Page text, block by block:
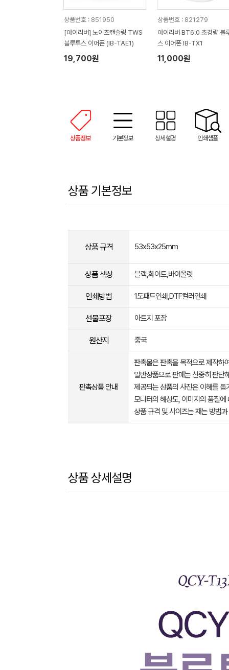
상품번호 : 851950
[아이리버] 노이즈캔슬링 TWS
블루투스 이어폰 (IB-TAE1)
19,700원
상품번호 : 821279
아이리버 BT6.0 초경량 블
스 이어폰 IB-TX1
11,000원
상품정보 기본정보 상세설명 인쇄샘플
상품 기본정보
상품 규격 53x53x25mm
상품 색상 블랙,화이트,바이올렛
인쇄방법 1도패드인쇄,DTF컬러인쇄
선물포장 아트지 포장
원산지 중국
판촉상품 안내
판촉물은 판촉을 목적으로 제작하
일반상품으로 판매는 신중히 판단
제공되는 상품의 사진은 이해를
모니터의 해상도, 이미지의 품질
상품 규격 및 사이즈는 재는 방법
상품 상세설명